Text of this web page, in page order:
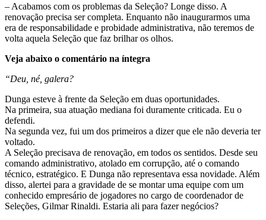
– Acabamos com os problemas da Seleção? Longe disso. A
renovação precisa ser completa. Enquanto não inaugurarmos uma
era de responsabilidade e probidade administrativa, não teremos de
volta aquela Seleção que faz brilhar os olhos.
Veja abaixo o comentário na íntegra
“Deu, né, galera?
Dunga esteve à frente da Seleção em duas oportunidades.
Na primeira, sua atuação mediana foi duramente criticada. Eu o
defendi.
Na segunda vez, fui um dos primeiros a dizer que ele não deveria ter
voltado.
A Seleção precisava de renovação, em todos os sentidos. Desde seu
comando administrativo, atolado em corrupção, até o comando
técnico, estratégico. E Dunga não representava essa novidade. Além
disso, alertei para a gravidade de se montar uma equipe com um
conhecido empresário de jogadores no cargo de coordenador de
Seleções, Gilmar Rinaldi. Estaria ali para fazer negócios?